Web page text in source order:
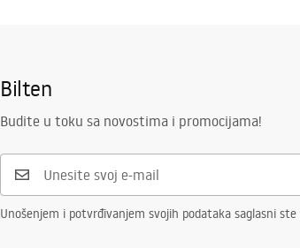
Bilten
Budite u toku sa novostima i promocijama!
Unošenjem i potvrđivanjem svojih podataka saglasni